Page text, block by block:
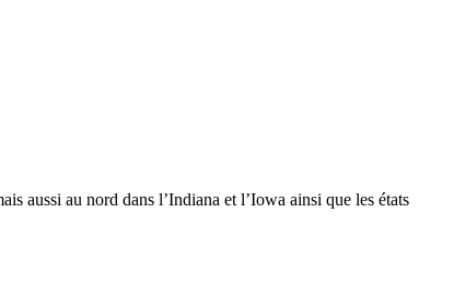
aussi au nord dans l’Indiana et l’Iowa ainsi que les états